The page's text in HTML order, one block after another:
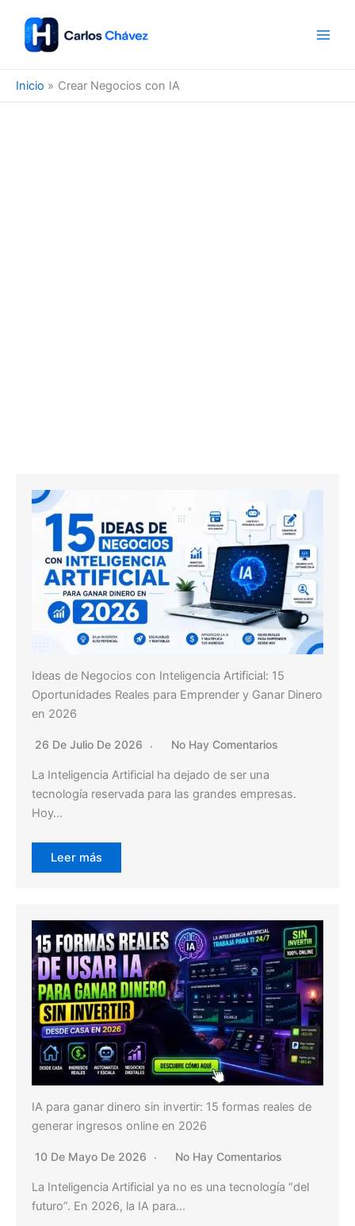
contenido
Inicio Crear Negocios con IA
Ideas de Negocios con Inteligencia Artificial: 15
Oportunidades Reales para Emprender y Ganar Dinero
en 2026
26 De Julio De 2026 No Hay Comentarios
La Inteligencia Artificial ha dejado de ser una
tecnología reservada para las grandes empresas.
Hoy…
Leer más
IA para ganar dinero sin invertir: 15 formas reales de
generar ingresos online en 2026
10 De Mayo De 2026 No Hay Comentarios
La Inteligencia Artificial ya no es una tecnología “del
futuro”. En 2026, la IA para…